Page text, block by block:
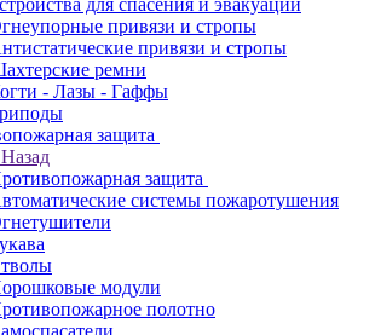
для спасения и эвакуации
привязи и стропы
привязи и стропы
ремни
- Лазы - Гаффы
защита
Назад
защита
системы пожаротушения
модули
полотно